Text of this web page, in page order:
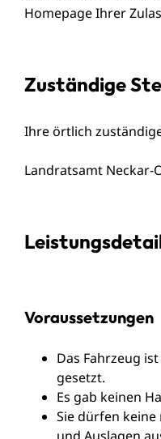
Homepage Ihrer
Zuständige
Ihre örtlich
Landratsamt Neckar-
Voraussetzungen
Das Fahrzeug
gesetzt.
Es gab keinen
Sie dürfen